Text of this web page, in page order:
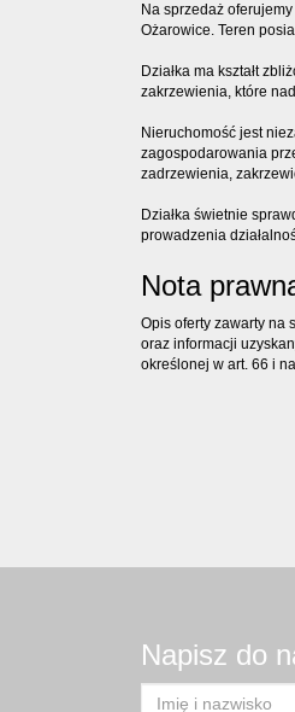
Na sprzedaż
Ożarowice. Teren
Działka ma kształt
zakrzewienia, które
Nieruchomość jest
zagospodarowania
zadrzewienia,
Działka świetnie
prowadzenia
Nota
Opis oferty zawarty na
oraz informacji
określonej w art. 66 i
Napisz do